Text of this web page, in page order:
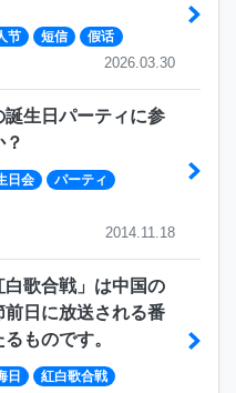
节 短信 假话
2026.03.30
誕生日パーティに参
日会
パーティ
2014.11.18
白歌合戦」は中国の
前日に放送される番
ものです。
日 紅白歌合戦